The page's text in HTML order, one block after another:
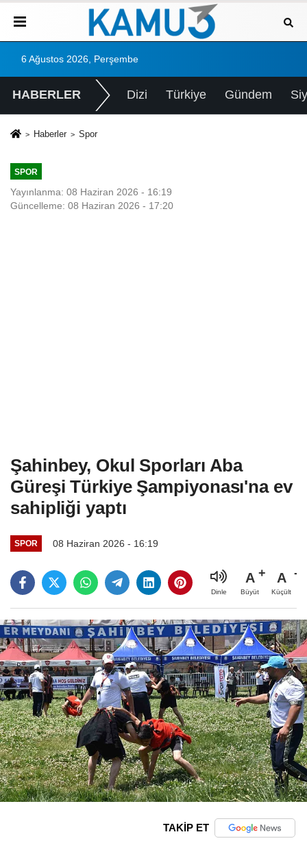
6 Ağustos 2026, Perşembe
HABERLER Dizi Türkiye Gündem
Haberler Spor
SPOR
Yayınlanma: 08 Haziran 2026 - 16:19
Güncelleme: 08 Haziran 2026 - 17:20
Şahinbey, Okul Sporları Aba
Güreşi Türkiye Şampiyonası'na ev
sahipliği yaptı
SPOR 08 Haziran 2026 - 16:19
Dinle
A
Büyüt
A
Küçült
TAKİP ET